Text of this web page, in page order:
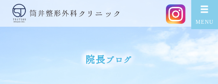
院長ブログ